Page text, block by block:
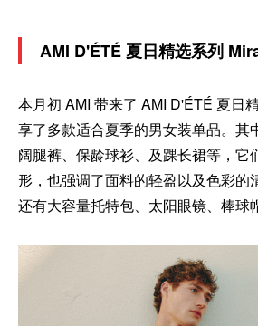
AMI D'ÉTÉ 夏日精选系列
本月初 AMI 带来了 AMI D'ÉTÉ 夏日
享了多款适合夏季的男女装单品。其
阔腿裤、保龄球衫、及踝长裙等，它
形，也强调了面料的轻盈以及色彩的
还有大容量托特包、太阳眼镜、棒球